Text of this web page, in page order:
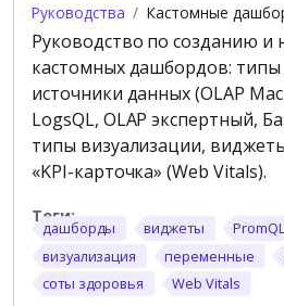
Руководства Кастомные
Руководство по созданию и
кастомных дашбордов:
источники данных (OLAP
LogsQL, OLAP экспертный,
типы визуализации,
«KPI-карточка» (Web Vitals).
дашборды виджеты PromQL
визуализация
переменные
соты здоровья
Web Vitals